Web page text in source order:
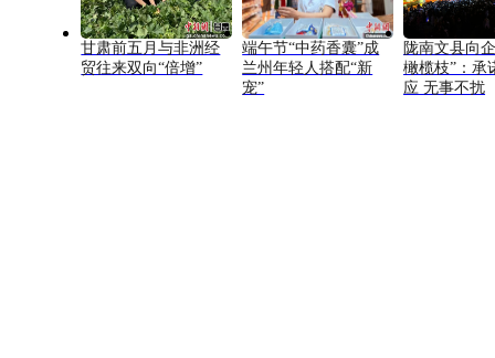
甘肃前五月与非洲经
贸往来双向“倍增”
端午节“中药香囊”成
兰州年轻人搭配“新
宠”
陇南文县向
橄榄枝”：承
应 无事不扰